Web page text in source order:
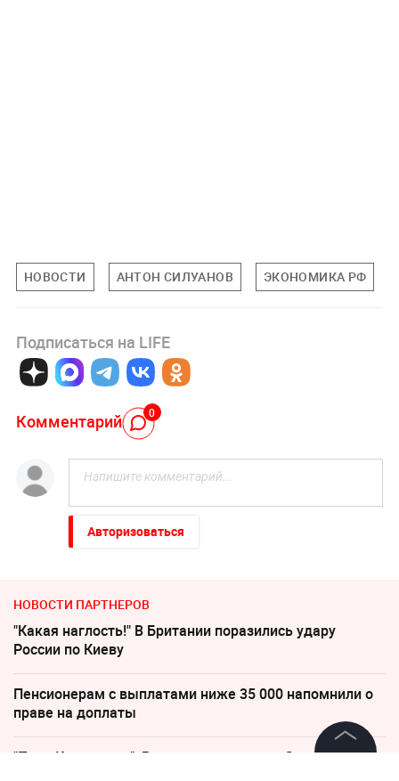
НОВОСТИ АНТОН СИЛУАНОВ ЭКОНОМИКА РФ
Подписаться на LIFE
Комментарий 0
Авторизоваться
НОВОСТИ ПАРТНЕРОВ
"Какая наглость!" В Британии поразились удару
России по Киеву
Пенсионерам с выплатами ниже 35 000 напомнили о
праве на доплаты
"Пока Киев горел". Раскрыто состояние Зеленского